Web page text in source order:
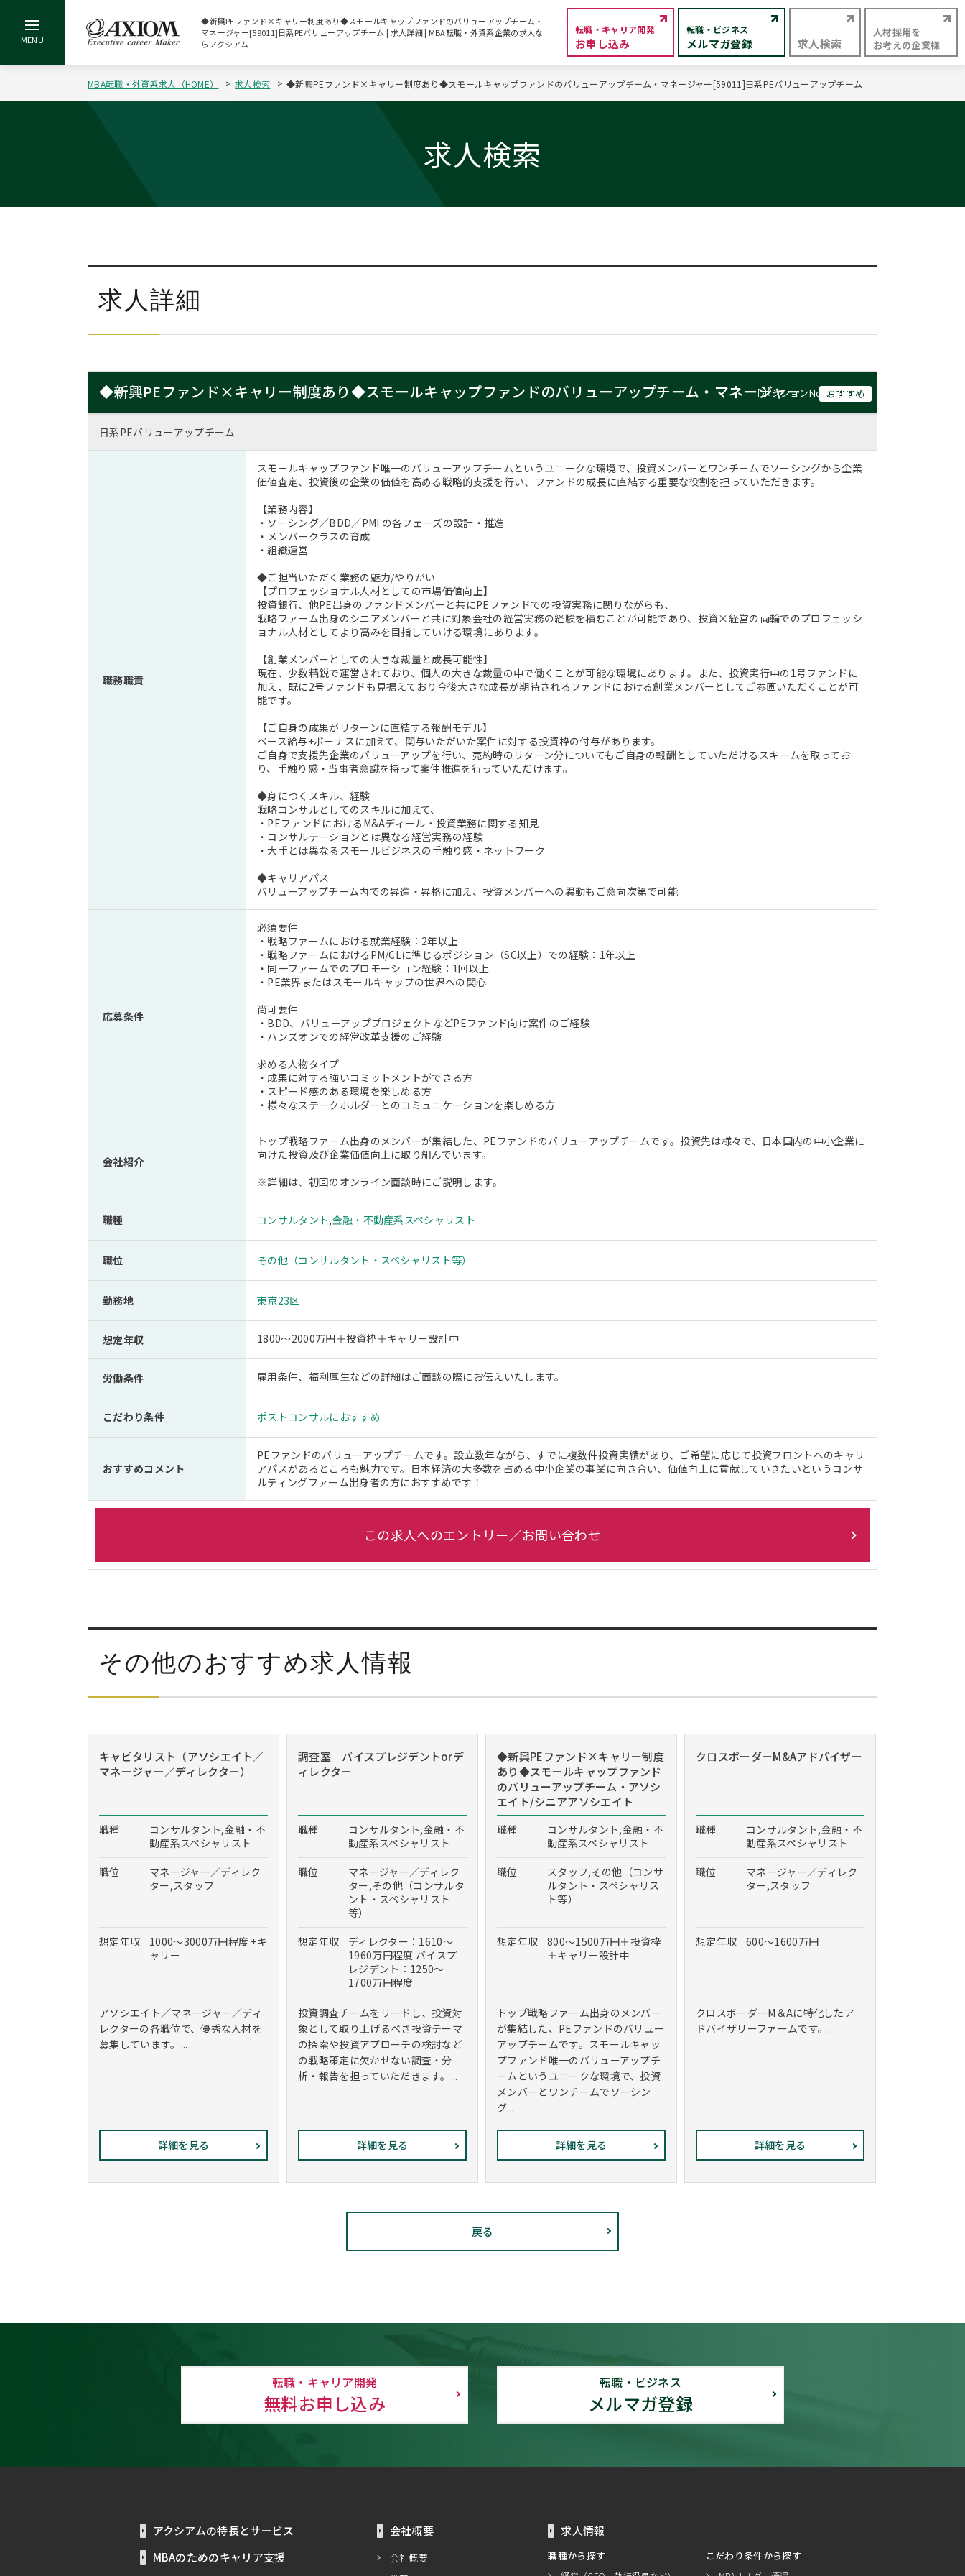
◆新興PEファンド×キャリー制度あり◆スモールキャップファンドのバリューアップチーム・
マネージャー[59011]日系PEバリューアップチーム | 求人詳細 | MBA転職・外資系企業の求人な
らアクシアム
転職・キャリア開発
お申し込み
転職・ビジネス
メルマガ登録 求人検索
人材採用を
お考えの企業様
MBA転職・外資系求人（HOME） 求人検索 ◆新興PEファンド×キャリー制度あり◆スモールキャップファンドのバリューアップチーム・マネージャー[59011]日系PEバリューアップチーム
求人検索
求人詳細
◆新興PEファンド×キャリー制度あり◆スモールキャップファンドのバリューアップチーム・マネージャー おすすめ
［ポジションNo.：59011］
日系PEバリューアップチーム
職務職責
スモールキャップファンド唯一のバリューアップチームというユニークな環境で、投資メンバーとワンチームでソーシングから企業
価値査定、投資後の企業の価値を高める戦略的支援を行い、ファンドの成長に直結する重要な役割を担っていただきます。
【業務内容】
・ソーシング／BDD／PMI の各フェーズの設計・推進
・メンバークラスの育成
・組織運営
◆ご担当いただく業務の魅力/やりがい
【プロフェッショナル人材としての市場価値向上】
投資銀行、他PE出身のファンドメンバーと共にPEファンドでの投資実務に関りながらも、
戦略ファーム出身のシニアメンバーと共に対象会社の経営実務の経験を積むことが可能であり、投資×経営の両輪でのプロフェッシ
ョナル人材としてより高みを目指していける環境にあります。
【創業メンバーとしての大きな裁量と成長可能性】
現在、少数精鋭で運営されており、個人の大きな裁量の中で働くことが可能な環境にあります。また、投資実行中の1号ファンドに
加え、既に2号ファンドも見据えており今後大きな成長が期待されるファンドにおける創業メンバーとしてご参画いただくことが可
能です。
【ご自身の成果がリターンに直結する報酬モデル】
ベース給与+ボーナスに加えて、関与いただいた案件に対する投資枠の付与があります。
ご自身で支援先企業のバリューアップを行い、売約時のリターン分についてもご自身の報酬としていただけるスキームを取ってお
り、手触り感・当事者意識を持って案件推進を行っていただけます。
◆身につくスキル、経験
戦略コンサルとしてのスキルに加えて、
・PEファンドにおけるM&Aディール・投資業務に関する知見
・コンサルテーションとは異なる経営実務の経験
・大手とは異なるスモールビジネスの手触り感・ネットワーク
◆キャリアパス
バリューアップチーム内での昇進・昇格に加え、投資メンバーへの異動もご意向次第で可能
応募条件
必須要件
・戦略ファームにおける就業経験：2年以上
・戦略ファームにおけるPM/CLに準じるポジション（SC以上）での経験：1年以上
・同一ファームでのプロモーション経験：1回以上
・PE業界またはスモールキャップの世界への関心
尚可要件
・BDD、バリューアッププロジェクトなどPEファンド向け案件のご経験
・ハンズオンでの経営改革支援のご経験
求める人物タイプ
・成果に対する強いコミットメントができる方
・スピード感のある環境を楽しめる方
・様々なステークホルダーとのコミュニケーションを楽しめる方
会社紹介
トップ戦略ファーム出身のメンバーが集結した、PEファンドのバリューアップチームです。投資先は様々で、日本国内の中小企業に
向けた投資及び企業価値向上に取り組んでいます。
※詳細は、初回のオンライン面談時にご説明します。
職種 コンサルタント,金融・不動産系スペシャリスト
職位 その他（コンサルタント・スペシャリスト等）
勤務地 東京23区
想定年収 1800～2000万円＋投資枠＋キャリー設計中
労働条件 雇用条件、福利厚生などの詳細はご面談の際にお伝えいたします。
こだわり条件 ポストコンサルにおすすめ
おすすめコメント
PEファンドのバリューアップチームです。設立数年ながら、すでに複数件投資実績があり、ご希望に応じて投資フロントへのキャリ
アパスがあるところも魅力です。日本経済の大多数を占める中小企業の事業に向き合い、価値向上に貢献していきたいというコンサ
ルティングファーム出身者の方におすすめです！
この求人へのエントリー／お問い合わせ
その他のおすすめ求人情報
キャピタリスト（アソシエイト／
マネージャー／ディレクター）
職種
コンサルタント,金融・不
動産系スペシャリスト
職位
マネージャー／ディレク
ター,スタッフ
想定年収
1000～3000万円程度 +キ
ャリー
アソシエイト／マネージャー／ディ
レクターの各職位で、優秀な人材を
募集しています。...
詳細を見る
調査室 バイスプレジデントorデ
ィレクター
職種
コンサルタント,金融・不
動産系スペシャリスト
職位
マネージャー／ディレク
ター,その他（コンサルタ
ント・スペシャリスト
等）
想定年収
ディレクター：1610～
1960万円程度 バイスプ
レジデント：1250～
1700万円程度
投資調査チームをリードし、投資対
象として取り上げるべき投資テーマ
の探索や投資アプローチの検討など
の戦略策定に欠かせない調査・分
析・報告を担っていただきます。...
詳細を見る
◆新興PEファンド×キャリー制度
あり◆スモールキャップファンド
のバリューアップチーム・アソシ
エイト/シニアアソシエイト
職種
コンサルタント,金融・不
動産系スペシャリスト
職位
スタッフ,その他（コンサ
ルタント・スペシャリス
ト等）
想定年収
800～1500万円＋投資枠
＋キャリー設計中
トップ戦略ファーム出身のメンバー
が集結した、PEファンドのバリュー
アップチームです。スモールキャッ
プファンド唯一のバリューアップチ
ームというユニークな環境で、投資
メンバーとワンチームでソーシン
グ...
詳細を見る
クロスボーダーM&Aアドバイザー
職種
コンサルタント,金融・不
動産系スペシャリスト
職位
マネージャー／ディレク
ター,スタッフ
想定年収 600～1600万円
クロスボーダーM＆Aに特化したア
ドバイザリーファームです。...
詳細を見る
戻る
転職・キャリア開発
無料お申し込み
転職・ビジネス
メルマガ登録
アクシアムの特長とサービス
MBAのためのキャリア支援
会社概要
会社概要
求人情報
職種から探す こだわり条件から探す